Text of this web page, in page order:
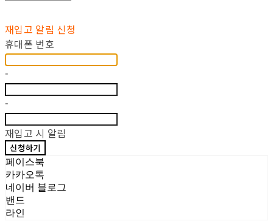
재입고 알림 신청
휴대폰 번호
-
-
재입고 시 알림
신청하기
페이스북
카카오톡
네이버 블로그
밴드
라인